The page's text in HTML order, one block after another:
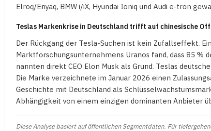
Elroq/Enyaq, BMW i/iX, Hyundai Ioniq und Audi e-tron
Teslas Markenkrise in Deutschland trifft auf chinesische
Der Rückgang der Tesla-Suchen ist kein Zufallseffekt.
Marktforschungsunternehmens Uranos fand, dass 85
nannten direkt CEO Elon Musk als Grund. Teslas
Die Marke verzeichnete im Januar 2026 einen
Geschichte mit Deutschland als
Abhängigkeit von einem einzigen dominanten Anbieter
Diese Analyse basiert auf öffentlichen Segmentdaten. Für